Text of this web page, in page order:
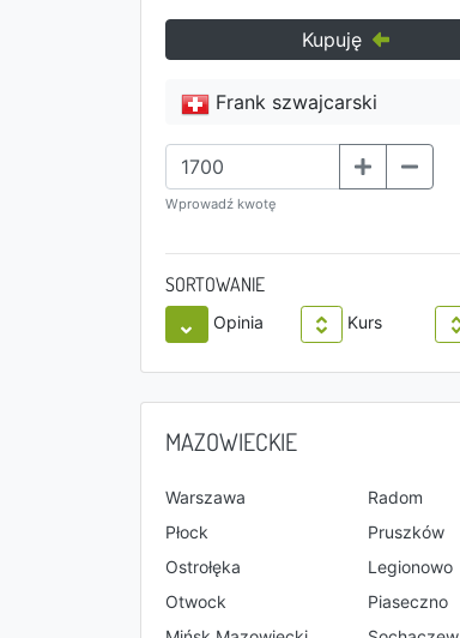
Kupuję
Frank szwajcarski
Wprowadź kwotę
SORTOWANIE
Opinia Kurs
MAZOWIECKIE
Warszawa
Radom
Płock
Pruszków
Ostrołęka
Legionowo
Otwock
Piaseczno